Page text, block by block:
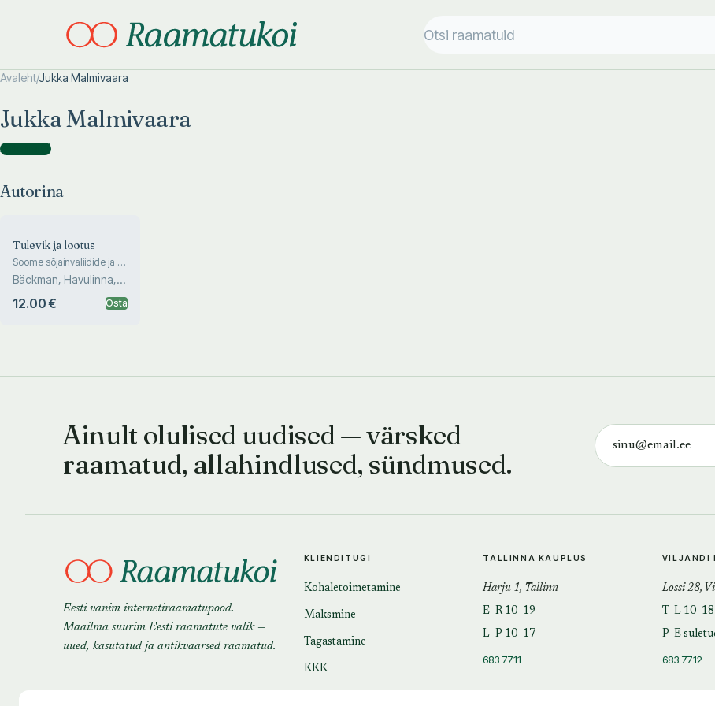
Avaleht/Jukka Malmivaara
Jukka Malmivaara
Autorina )
Autorina
Tulevik ja lootus
Soome sõjainvaliidide ja -
veteranide läbielamisi
sõdades aastail 1939-
1944 ning rahupäevil
Bäckman, Havulinna,
12.00 € Osta
Ainult olulised uudised — värsked
raamatud, allahindlused, sündmused.
Eesti vanim internetiraamatupood.
Maailma suurim Eesti raamatute valik —
uued, kasutatud ja antikvaarsed raamatud.
KLIENDITUGI
Kohaletoimetamine
Maksmine
Tagastamine
KKK
TALLINNA KAUPLUS
Harju 1, Tallinn
E–R 10–19
L–P 10–17
683 7711
VILJANDI
Lossi 28,
T–L 10–18
P–E
683 7712